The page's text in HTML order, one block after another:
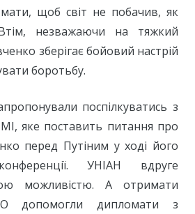
щоб світ не побачив, як
незважаючи на тяжкий
зберігає бойовий настрій
боротьбу.
поспілкуватись з
яке поставить питання про
перед Путіним у ході його
УНІАН вдруге
можливістю. А отримати
допомогли дипломати з